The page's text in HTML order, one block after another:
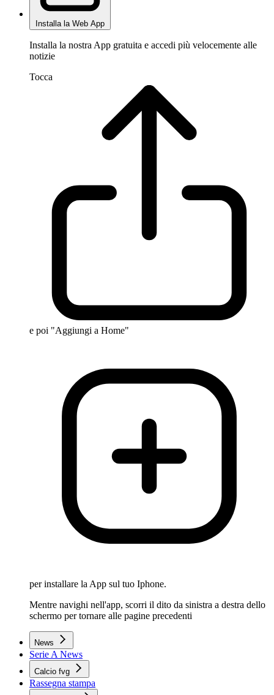
Installa la Web App
Installa la nostra App gratuita e accedi più velocemente alle
notizie
Tocca
e poi "Aggiungi a Home"
per installare la App sul tuo Iphone.
Mentre navighi nell'app, scorri il dito da sinistra a destra dello
schermo per tornare alle pagine precedenti
News
Serie A News
Calcio fvg
Rassegna stampa